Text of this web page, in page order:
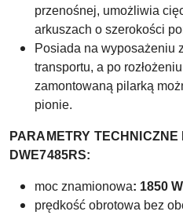
przenośnej, umożliwia
arkuszach o szerokości
Posiada na wyposażeniu
transportu, a po
zamontowaną pilarką
pionie.
PARAMETRY
DWE7485RS:
moc znamionowa: 1850
prędkość obrotowa bez